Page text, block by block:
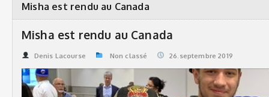
GALERIE PHOTOS
STATISTIQUES
ORGANISATION
CALENDRIER
COMMANDITAIRES
STATISTIQUES DE LA LIGUE
Misha est rendu au Canada
Misha est rendu au Canada
Denis Lacourse Non classé 26.septembre 2019